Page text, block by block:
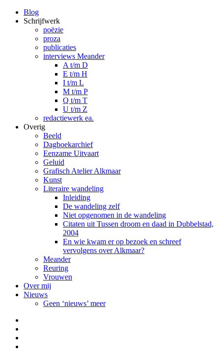
Blog
Schrijfwerk
poëzie
proza
publicaties
interviews Meander
A t/m D
E t/m H
I t/m L
M t/m P
Q t/m T
U t/m Z
redactiewerk ea.
Overig
Beeld
Dagboekarchief
Eenzame Uitvaart
Geluid
Grafisch Atelier Alkmaar
Kunst
Literaire wandeling
Inleiding
De wandeling zelf
Niet opgenomen in de wandeling
Citaten uit Tussen droom en daad in Dubbelstad,
2004
En wie kwam er op bezoek en schreef
vervolgens over Alkmaar?
Meander
Reuring
Vrouwen
Over mij
Nieuws
Geen ‘nieuws’ meer